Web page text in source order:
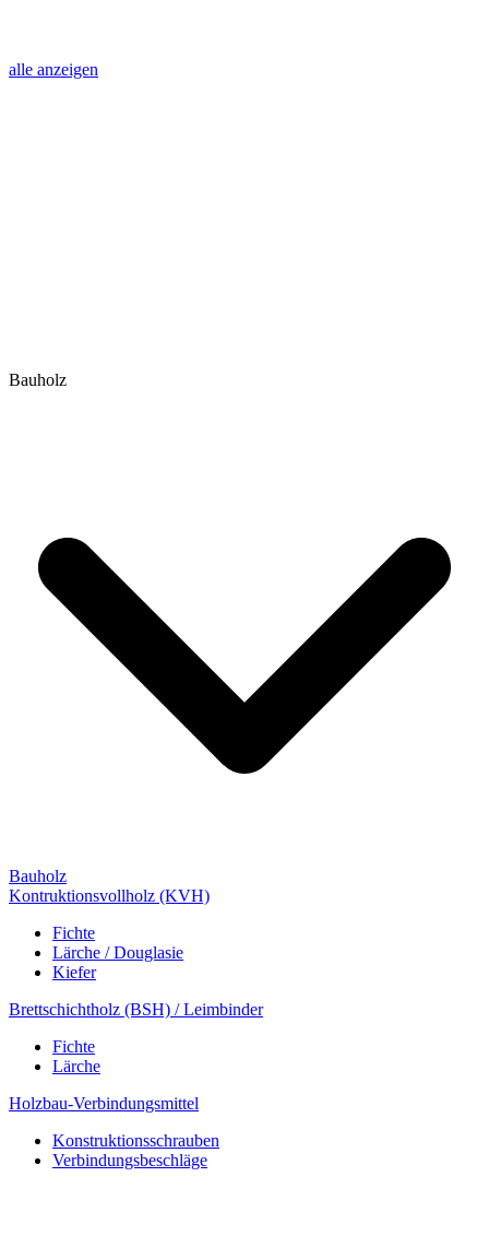
alle anzeigen
Bauholz
Bauholz
Kontruktionsvollholz (KVH)
Fichte
Lärche / Douglasie
Kiefer
Brettschichtholz (BSH) / Leimbinder
Fichte
Lärche
Holzbau-Verbindungsmittel
Konstruktionsschrauben
Verbindungsbeschläge